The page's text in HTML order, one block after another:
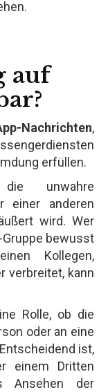
auf
Nachrichten,
erfüllen.
unwahre
einer anderen
wird. Wer
bewusst
Kollegen,
verbreitet, kann
Rolle, ob die
oder an eine
ist,
einem Dritten
Ansehen der